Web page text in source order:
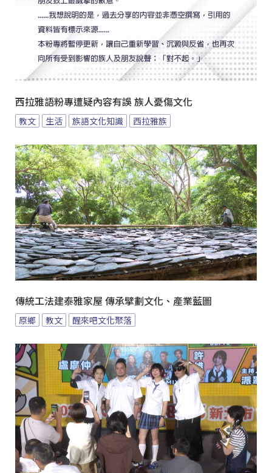
西拉雅語粉專遭疑內容有誤 族人憂傷文化
教文 生活 族語文化知識 西拉雅族
傳統工法建泰雅家屋 傳承擘劃文化、產業藍圖
原鄉 教文 醒來吧文化聚落